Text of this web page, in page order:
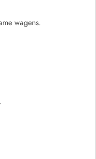
wagens.